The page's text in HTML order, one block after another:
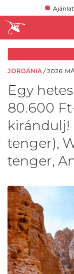
JORDÁNIA /2026.
Egy
80.600
kirándulj!
tenger),
tenger,